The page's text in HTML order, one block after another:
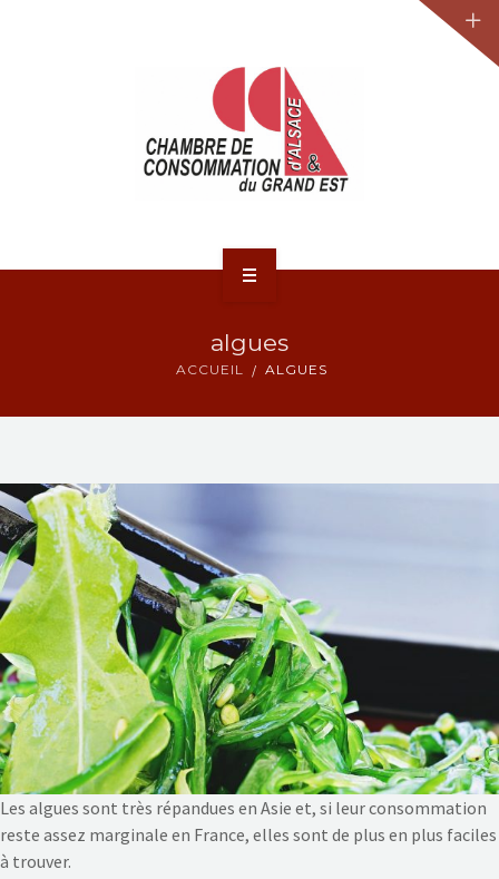
NOS ACTIONS
CONTACT
algues
ACCUEIL ALGUES
Les algues sont très répandues en Asie et, si leur consommation
reste assez marginale en France, elles sont de plus en plus faciles
à trouver.